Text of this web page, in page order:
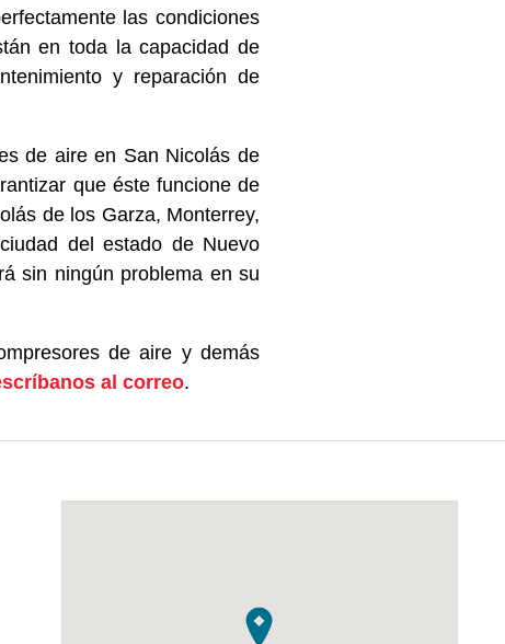
las condiciones
en toda la capacidad de
y reparación de
de aire en San Nicolás de
que éste funcione de
de los Garza, Monterrey,
del estado de Nuevo
sin ningún problema en su
de aire y demás
al correo.